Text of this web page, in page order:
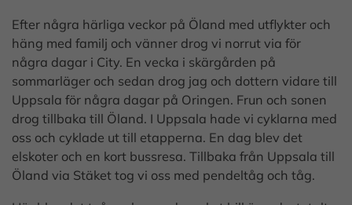
Efter några härliga veckor på Öland med utflykter och
häng med familj och vänner drog vi norrut via för
några dagar i City. En vecka i skärgården på
sommarläger och sedan drog jag och dottern vidare till
Uppsala för några dagar på Oringen. Frun och sonen
drog tillbaka till Öland. I Uppsala hade vi cyklarna med
oss och cyklade ut till etapperna. En dag blev det
elskoter och en kort bussresa. Tillbaka från Uppsala till
Öland via Stäket tog vi oss med pendeltåg och tåg.